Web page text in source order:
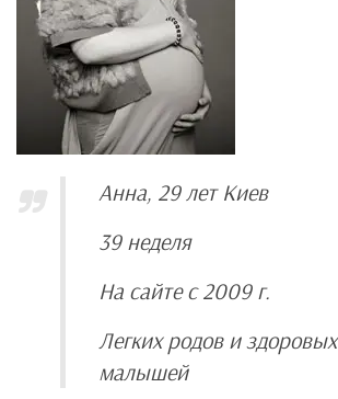
Анна, 29 лет Киев
39 неделя
На сайте с 2009 г.
Легких родов и здоровых
малышей